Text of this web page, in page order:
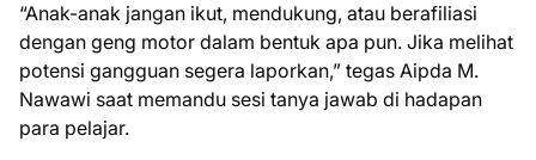
“Anak-anak jangan ikut, mendukung, atau berafiliasi
dengan geng motor dalam bentuk apa pun. Jika melihat
potensi gangguan segera laporkan,” tegas Aipda M.
Nawawi saat memandu sesi tanya jawab di hadapan
para pelajar.